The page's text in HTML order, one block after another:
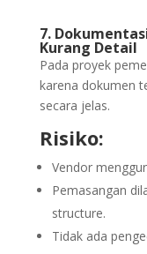
7.
Kurang Detail
Pada proyek
karena dokumen
secara jelas.
Risiko:
Vendor
Pemasangan
structure.
Tidak ada